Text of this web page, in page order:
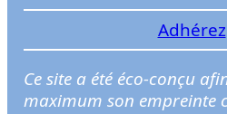
e
h
e
r
Adhérez
Ce site a été éco-conçu
maximum son empreinte